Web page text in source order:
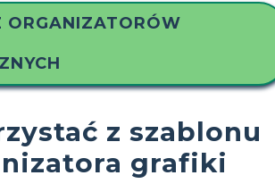
ORGANIZATORÓW
z szablonu
grafiki